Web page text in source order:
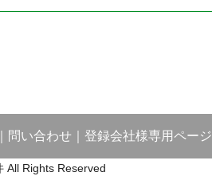
問い合わせ 登録会社様専用ページ
All Rights Reserved